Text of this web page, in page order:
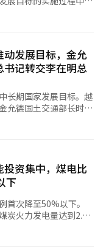
高科技企业。 黄基
是地方政府率先打破
（AI）系统翻译与编
，并指出“美国乔治亚
推动下半年业绩改
补充说：“最近的股价
智能（AI）系统翻译
ICT）、制造业竞争
家竞争力。亟需将半
才培养连接成一个综
园区的空间。它具备
人实证基地、自动驾驶
我们不能仅仅停留在建
国家物理AI特区”，培
的空间。 AI时代
能源的扩展和电网的建
视为AI产业所需的国
研究机构相结合的AI人
监管创新同
突。自动驾驶、医疗
各种监管的阻碍。在
查上浪费时间。应更加
风险而不阻碍创新。
基础设施建设等实务
金部长的访问将成为
的契机。 国土部
投资、科技、文化和
：“希望到2030年实
越南盾）的目标，并以
础设施建设、可再生
面取得的成就，并期
国家，2045年成为高
意愿，并表示韩国愿
合作讨论
务合作持续进行。上月
了越南-韩国铁路技术
发展目标，金允
记转交李在明总
长期国家发展目标。越
允德国土交通部长时提
济、投资、科技和基
了正在越南访问的金允
表示此次访问将有助于
阮富仲在会
期待在李总统的领导
韩国的关系，希望在政
流等领域进一步加强
资集中，煤电比
下
首次降至50%以下。
炭火力发电量达到2.5
炭火力发电量比例首